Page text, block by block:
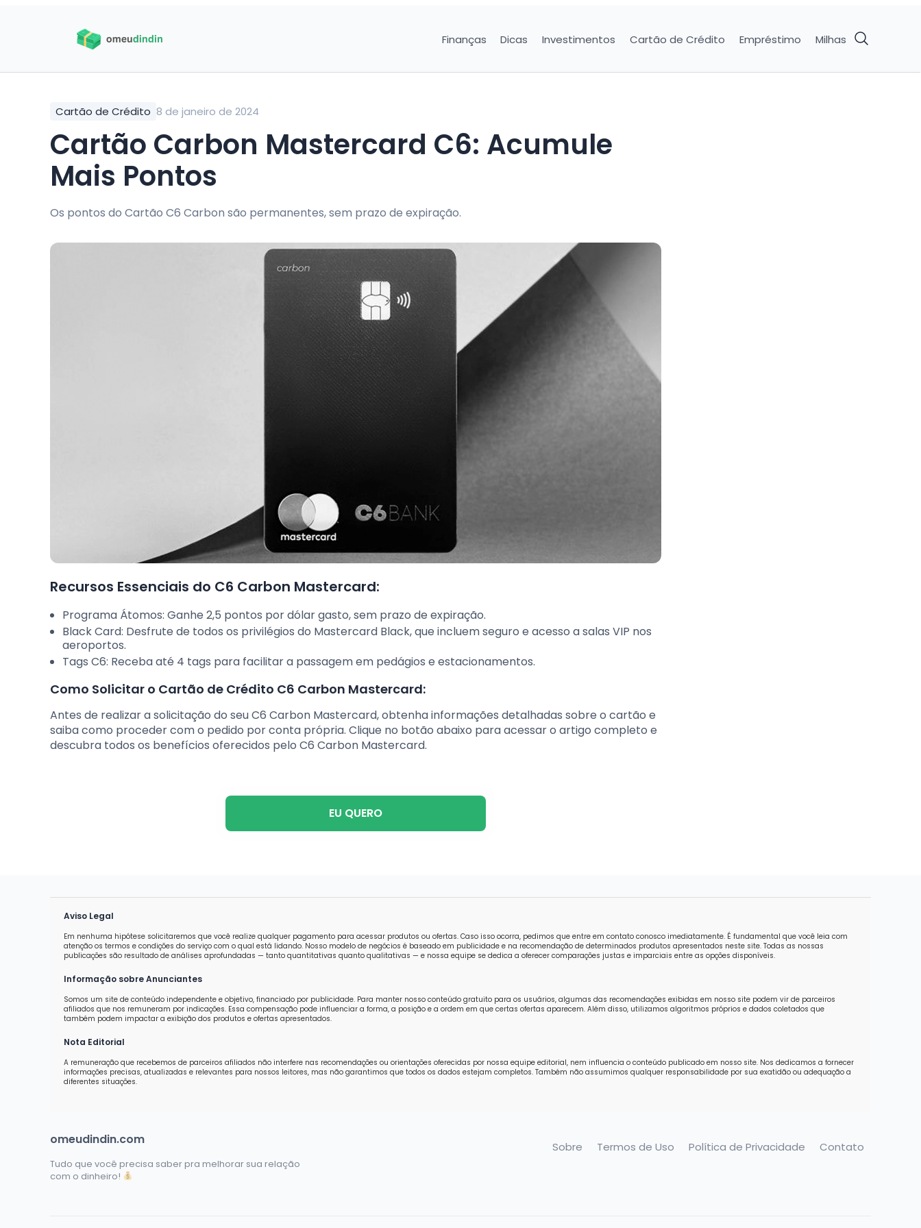
Finanças Dicas Investimentos Cartão de Crédito Empréstimo Milhas
Cartão de Crédito 8 de janeiro de 2024
Cartão Carbon Mastercard C6: Acumule
Mais Pontos
Os pontos do Cartão C6 Carbon são permanentes, sem prazo de expiração.
Recursos Essenciais do C6 Carbon Mastercard:
Programa Átomos: Ganhe 2,5 pontos por dólar gasto, sem prazo de expiração.
Black Card: Desfrute de todos os privilégios do Mastercard Black, que incluem seguro e acesso a salas VIP nos
aeroportos.
Tags C6: Receba até 4 tags para facilitar a passagem em pedágios e estacionamentos.
Como Solicitar o Cartão de Crédito C6 Carbon Mastercard:
Antes de realizar a solicitação do seu C6 Carbon Mastercard, obtenha informações detalhadas sobre o cartão e
saiba como proceder com o pedido por conta própria. Clique no botão abaixo para acessar o artigo completo e
descubra todos os benefícios oferecidos pelo C6 Carbon Mastercard.
EU QUERO
Aviso Legal
Em nenhuma hipótese solicitaremos que você realize qualquer pagamento para acessar produtos ou ofertas. Caso isso ocorra, pedimos que entre em contato conosco imediatamente. É fundamental que você leia com
atenção os termos e condições do serviço com o qual está lidando. Nosso modelo de negócios é baseado em publicidade e na recomendação de determinados produtos apresentados neste site. Todas as nossas
publicações são resultado de análises aprofundadas — tanto quantitativas quanto qualitativas — e nossa equipe se dedica a oferecer comparações justas e imparciais entre as opções disponíveis.
Informação sobre Anunciantes
Somos um site de conteúdo independente e objetivo, financiado por publicidade. Para manter nosso conteúdo gratuito para os usuários, algumas das recomendações exibidas em nosso site podem vir de parceiros
afiliados que nos remuneram por indicações. Essa compensação pode influenciar a forma, a posição e a ordem em que certas ofertas aparecem. Além disso, utilizamos algoritmos próprios e dados coletados que
também podem impactar a exibição dos produtos e ofertas apresentados.
Nota Editorial
A remuneração que recebemos de parceiros afiliados não interfere nas recomendações ou orientações oferecidas por nossa equipe editorial, nem influencia o conteúdo publicado em nosso site. Nos dedicamos a fornecer
informações precisas, atualizadas e relevantes para nossos leitores, mas não garantimos que todos os dados estejam completos. Também não assumimos qualquer responsabilidade por sua exatidão ou adequação a
diferentes situações.
omeudindin.com
Tudo que você precisa saber pra melhorar sua relação
com o dinheiro!
Sobre Termos de Uso Política de Privacidade Contato